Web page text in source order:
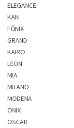
ELEGANCE
KAN
FŐNIX
GRAND
KAIRO
LEON
MIA
MILANO
MODENA
ONIX
OSCAR